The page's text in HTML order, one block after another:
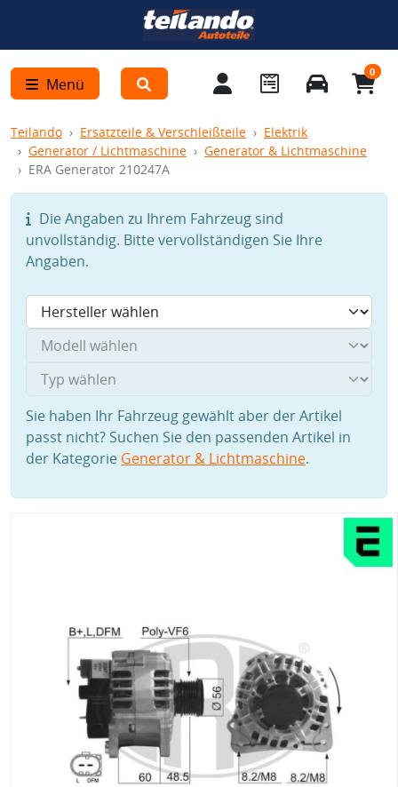
Menü
0
Teilando Ersatzteile & Verschleißteile
Elektrik
Generator / Lichtmaschine
Generator & Lichtmaschine
ERA Generator 210247A
Die Angaben zu Ihrem Fahrzeug sind
unvollständig. Bitte vervollständigen Sie Ihre
Angaben.
Sie haben Ihr Fahrzeug gewählt aber der Artikel
passt nicht? Suchen Sie den passenden Artikel in
der Kategorie Generator & Lichtmaschine.